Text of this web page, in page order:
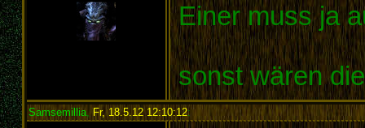
Einer muss ja
sonst wären
Samsemillia, Fr, 18.5.12 12:10:12: